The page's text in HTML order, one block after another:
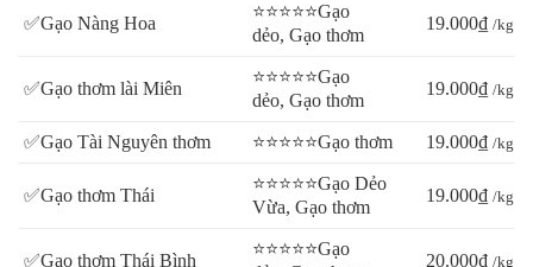
✅Gạo Nàng Hoa
⭐⭐⭐⭐⭐Gạo
dẻo, Gạo thơm
19.000₫ /kg
✅Gạo thơm lài Miên
⭐⭐⭐⭐⭐Gạo
dẻo, Gạo thơm
19.000₫ /kg
✅Gạo Tài Nguyên thơm ⭐⭐⭐⭐⭐Gạo thơm 19.000₫ /kg
✅Gạo thơm Thái
⭐⭐⭐⭐⭐Gạo Dẻo
Vừa, Gạo thơm
19.000₫ /kg
✅Gạo thơm Thái Bình
⭐⭐⭐⭐⭐Gạo
20.000₫ /kg